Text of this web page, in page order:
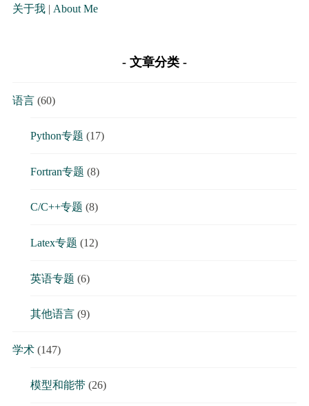
关于我| About Me
文章分类
语言(60)
Python专题 (17)
Fortran专题 (8)
C/C++专题 (8)
Latex专题 (12)
英语专题 (6)
其他语言(9)
学术(147)
模型和能带(26)